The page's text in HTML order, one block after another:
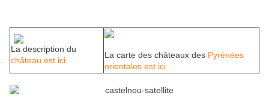
La description du
château est ici
La carte des châteaux des Pyrénées
orientales est ici